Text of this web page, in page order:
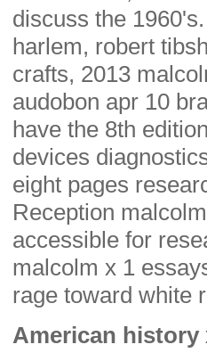
discuss the
harlem, robert
crafts, 2013
audobon apr 10
have the 8th
devices
eight pages
Reception
accessible for
malcolm x 1
rage toward white
American history